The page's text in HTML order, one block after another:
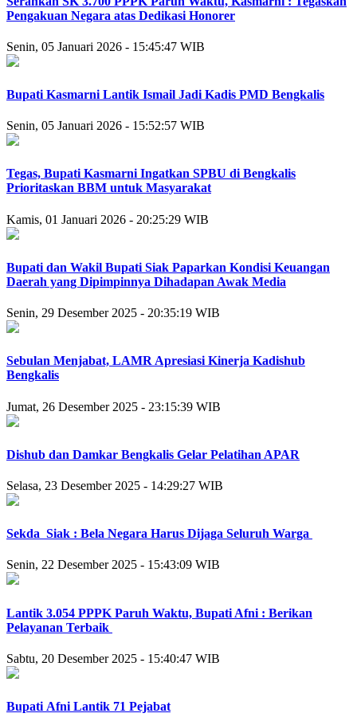
Pengakuan Negara atas Dedikasi Honorer
Senin, 05 Januari 2026 - 15:45:47 WIB
Bupati Kasmarni Lantik Ismail Jadi Kadis PMD Bengkalis
Senin, 05 Januari 2026 - 15:52:57 WIB
Tegas, Bupati Kasmarni Ingatkan SPBU di Bengkalis
Prioritaskan BBM untuk Masyarakat
Kamis, 01 Januari 2026 - 20:25:29 WIB
Bupati dan Wakil Bupati Siak Paparkan Kondisi Keuangan
Daerah yang Dipimpinnya Dihadapan Awak Media
Senin, 29 Desember 2025 - 20:35:19 WIB
Sebulan Menjabat, LAMR Apresiasi Kinerja Kadishub
Bengkalis
Jumat, 26 Desember 2025 - 23:15:39 WIB
Dishub dan Damkar Bengkalis Gelar Pelatihan APAR
Selasa, 23 Desember 2025 - 14:29:27 WIB
Sekda Siak : Bela Negara Harus Dijaga Seluruh Warga
Senin, 22 Desember 2025 - 15:43:09 WIB
Lantik 3.054 PPPK Paruh Waktu, Bupati Afni : Berikan
Pelayanan Terbaik
Sabtu, 20 Desember 2025 - 15:40:47 WIB
Bupati Afni Lantik 71 Pejabat